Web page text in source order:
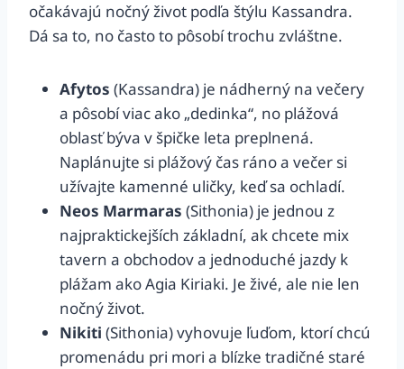
očakávajú nočný život podľa štýlu Kassandra.
Dá sa to, no často to pôsobí trochu zvláštne.
Afytos (Kassandra) je nádherný na večery
a pôsobí viac ako „dedinka“, no plážová
oblasť býva v špičke leta preplnená.
Naplánujte si plážový čas ráno a večer si
užívajte kamenné uličky, keď sa ochladí.
Neos Marmaras (Sithonia) je jednou z
najpraktickejších základní, ak chcete mix
tavern a obchodov a jednoduché jazdy k
plážam ako Agia Kiriaki. Je živé, ale nie len
nočný život.
Nikiti (Sithonia) vyhovuje ľuďom, ktorí chcú
promenádu pri mori a blízke tradičné staré